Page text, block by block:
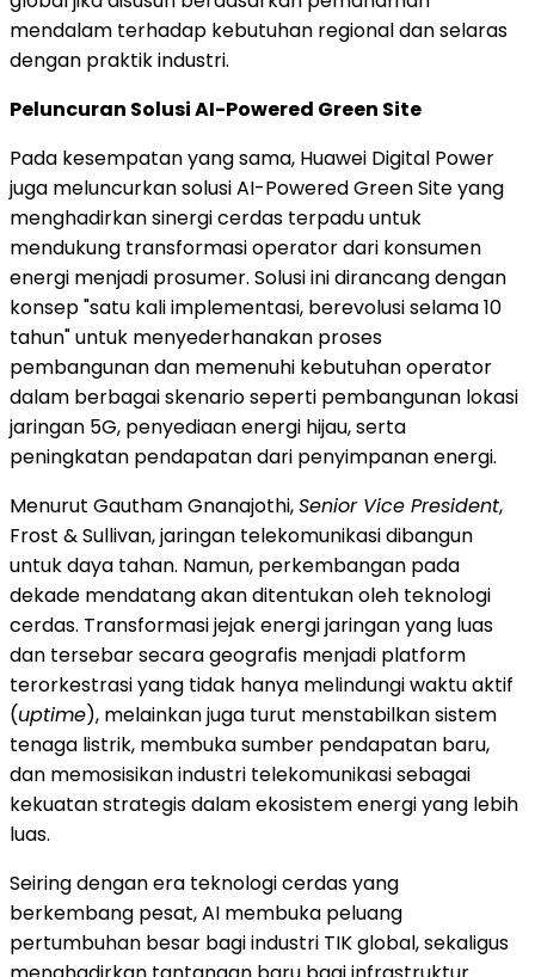
mendalam terhadap kebutuhan regional dan selaras
dengan praktik industri.
Peluncuran Solusi AI-Powered Green Site
Pada kesempatan yang sama, Huawei Digital Power
juga meluncurkan solusi AI-Powered Green Site yang
menghadirkan sinergi cerdas terpadu untuk
mendukung transformasi operator dari konsumen
energi menjadi prosumer. Solusi ini dirancang dengan
konsep "satu kali implementasi, berevolusi selama 10
tahun" untuk menyederhanakan proses
pembangunan dan memenuhi kebutuhan operator
dalam berbagai skenario seperti pembangunan lokasi
jaringan 5G, penyediaan energi hijau, serta
peningkatan pendapatan dari penyimpanan energi.
Menurut Gautham Gnanajothi,Senior Vice President,
Frost & Sullivan, jaringan telekomunikasi dibangun
untuk daya tahan. Namun, perkembangan pada
dekade mendatang akan ditentukan oleh teknologi
cerdas. Transformasi jejak energi jaringan yang luas
dan tersebar secara geografis menjadi platform
terorkestrasi yang tidak hanya melindungi waktu aktif
(uptime), melainkan juga turut menstabilkan sistem
tenaga listrik, membuka sumber pendapatan baru,
dan memosisikan industri telekomunikasi sebagai
kekuatan strategis dalam ekosistem energi yang lebih
luas.
Seiring dengan era teknologi cerdas yang
berkembang pesat, AI membuka peluang
pertumbuhan besar bagi industri TIK global, sekaligus